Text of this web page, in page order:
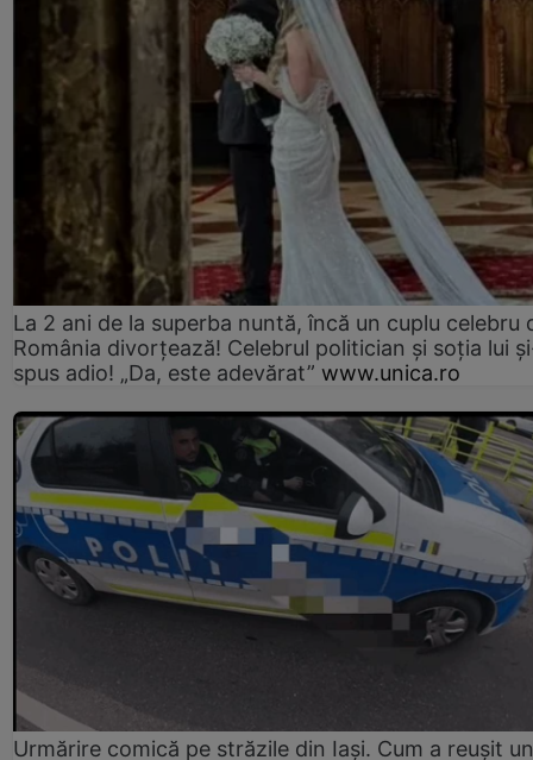
La 2 ani de la superba nuntă, încă un cuplu celebru
România divorțează! Celebrul politician și soția lui
spus adio! „Da, este adevărat” www.unica.ro
Urmărire comică pe străzile din Iași. Cum a reușit un